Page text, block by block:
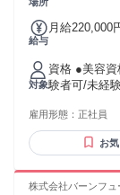
給与
月給220,000
別途手当支
通費：交通
対象
資格 ●美容
験者可/未経
雇用形態： 正社員
お
株式会社バーンフュ